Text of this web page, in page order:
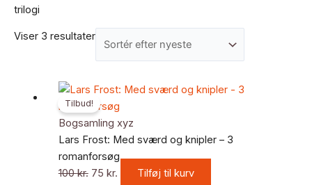
trilogi
Viser 3 resultater
Tilbud!
Bogsamling xyz
Lars Frost: Med sværd og knipler – 3
romanforsøg
100kr.
Den
oprindelige
pris
var:
100 kr..
75 kr.
Den
aktuelle
pris
er:
75 kr..
Tilføj til kurv